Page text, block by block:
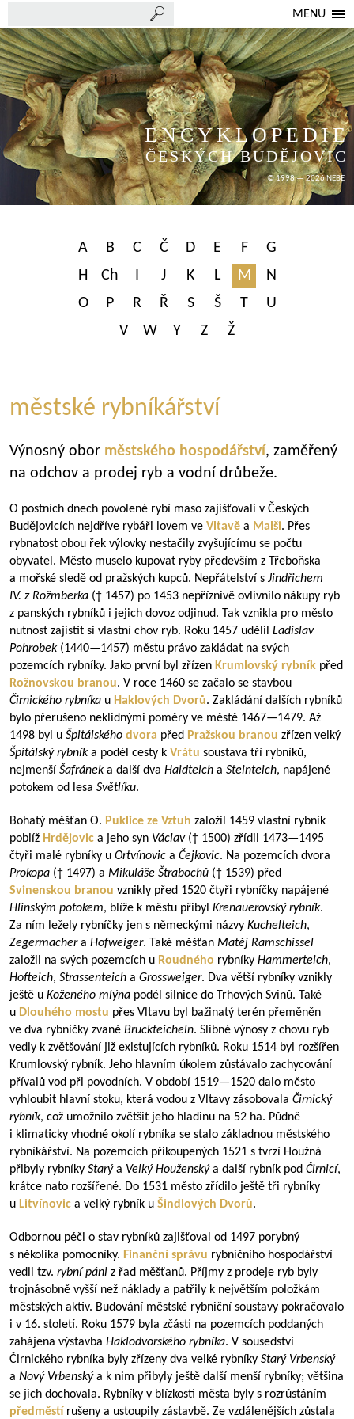
MENU
ENCYKLOPEDIE
ČESKÝCH BUDĚJOVIC
© 1998 — 2026 NEBE
A B C Č D E F
G
H
Ch I J K L M
N
O
P R Ř S Š T
U
V
W Y Z Ž
městské rybníkářství
Výnosný obor městského hospodářství, zaměřený
na odchov a prodej ryb a vodní drůbeže.
O postních dnech povolené rybí maso zajišťovali v Českých
Budějovicích nejdříve rybáři lovem ve Vltavě a Malši. Přes
rybnatost obou řek výlovky nestačily zvyšujícímu se počtu
obyvatel. Město muselo kupovat ryby především z Třeboňska
a mořské sledě od pražských kupců. Nepřátelství s Jindřichem
IV. z Rožmberka († 1457) po 1453 nepříznivě ovlivnilo nákupy ryb
z panských rybníků i jejich dovoz odjinud. Tak vznikla pro město
nutnost zajistit si vlastní chov ryb. Roku 1457 udělil Ladislav
Pohrobek (1440—1457) městu právo zakládat na svých
pozemcích rybníky. Jako první byl zřízen Krumlovský rybník před
Rožnovskou branou. V roce 1460 se začalo se stavbou
Čirnického rybníka u Haklových Dvorů. Zakládání dalších rybníků
bylo přerušeno neklidnými poměry ve městě 1467—1479. Až
1498 byl u Špitálského dvora před Pražskou branou zřízen velký
Špitálský rybníka podél cesty k Vrátu soustava tří rybníků,
nejmenší Šafráneka další dva Haidteich a Steinteich, napájené
potokem od lesa Světlíku.
Bohatý měšťan O. Puklice ze Vztuh založil 1459 vlastní rybník
poblíž Hrdějovic a jeho syn Václav(† 1500) zřídil 1473—1495
čtyři malé rybníky u Ortvínovic a Čejkovic. Na pozemcích dvora
Prokopa († 1497) a Mikuláše Štrabochů († 1539) před
Svinenskou branou vznikly před 1520 čtyři rybníčky napájené
Hlinským potokem, blíže k městu přibyl Krenauerovský rybník.
Za ním ležely rybníčky jen s německými názvy Kuchelteich,
Zegermachera Hofweiger. Také měšťan Matěj Ramschissel
založil na svých pozemcích u Roudného rybníky Hammerteich,
Hofteich, Strassenteich a Grossweiger. Dva větší rybníky vznikly
ještě u Koženého mlýna podél silnice do Trhových Svinů. Také
u Dlouhého mostu přes Vltavu byl bažinatý terén přeměněn
ve dva rybníčky zvané Bruckteicheln. Slibné výnosy z chovu ryb
vedly k zvětšování již existujících rybníků. Roku 1514 byl rozšířen
Krumlovský rybník. Jeho hlavním úkolem zůstávalo zachycování
přívalů vod při povodních. V období 1519—1520 dalo město
vyhloubit hlavní stoku, která vodou z Vltavy zásobovala Čirnický
rybník, což umožnilo zvětšit jeho hladinu na 52 ha. Půdně
i klimaticky vhodné okolí rybníka se stalo základnou městského
rybníkářství. Na pozemcích přikoupených 1521 s tvrzí Houžná
přibyly rybníky Starýa Velký Houženskýa další rybník pod Čirnicí,
krátce nato rozšířené. Do 1531 město zřídilo ještě tři rybníky
u Litvínovic a velký rybník u Šindlových Dvorů.
Odbornou péči o stav rybníků zajišťoval od 1497 porybný
s několika pomocníky. Finanční správu rybničního hospodářství
vedli tzv. rybní páni z řad měšťanů. Příjmy z prodeje ryb byly
trojnásobně vyšší než náklady a patřily k největším položkám
městských aktiv. Budování městské rybniční soustavy pokračovalo
i v 16. století. Roku 1579 byla zčásti na pozemcích poddaných
zahájena výstavba Haklodvorského rybníka. V sousedství
Čirnického rybníka byly zřízeny dva velké rybníky Starý Vrbenský
a Nový Vrbenskýa k nim přibyly ještě další menší rybníky; většina
se jich dochovala. Rybníky v blízkosti města byly s rozrůstáním
předměstí rušeny a ustoupily zástavbě. Ze vzdálenějších zůstala